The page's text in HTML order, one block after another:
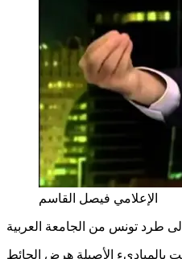
الإعلامي فيصل القاسم